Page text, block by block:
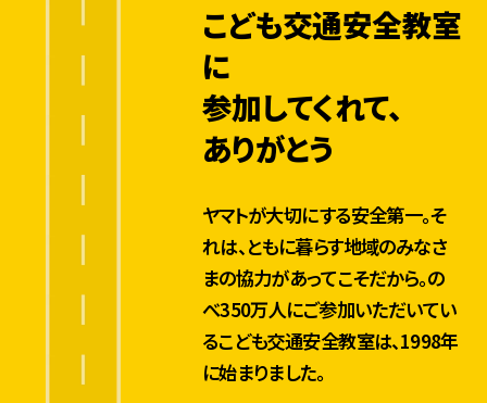
こども交通安全教室
に
参加してくれて、
ありがとう
ヤマトが大切にする安全第一。そ
れは、ともに暮らす地域のみなさ
まの協力があってこそだから。の
べ350万人にご参加いただいてい
るこども交通安全教室は、1998年
に始まりました。